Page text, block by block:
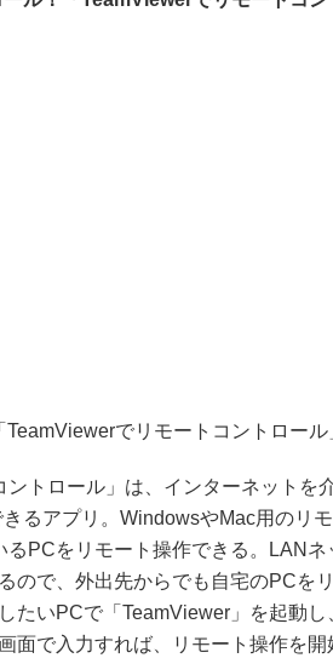
TeamViewerでリモートコントロール
トロール」は、インターネットを
るアプリ。WindowsやMac用のリ
るPCをリモート操作できる。LAN
ので、外出先からでも自宅のPCを
たいPCで「TeamViewer」を起動し
面で入力すれば、リモート操作を開